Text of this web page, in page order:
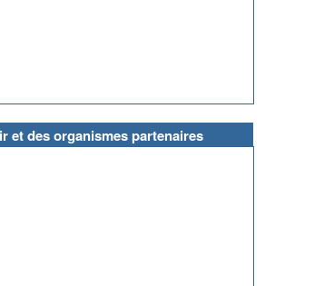
et des organismes partenaires